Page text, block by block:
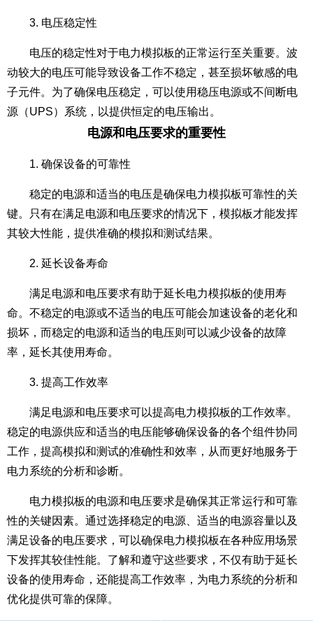
3. 电压稳定性
电压的稳定性对于电力模拟板的正常运行至关重要。波
动较大的电压可能导致设备工作不稳定，甚至损坏敏感的电
子元件。为了确保电压稳定，可以使用稳压电源或不间断电
源（UPS）系统，以提供恒定的电压输出。
电源和电压要求的重要性
1. 确保设备的可靠性
稳定的电源和适当的电压是确保电力模拟板可靠性的关
键。只有在满足电源和电压要求的情况下，模拟板才能发挥
其较大性能，提供准确的模拟和测试结果。
2. 延长设备寿命
满足电源和电压要求有助于延长电力模拟板的使用寿
命。不稳定的电源或不适当的电压可能会加速设备的老化和
损坏，而稳定的电源和适当的电压则可以减少设备的故障
率，延长其使用寿命。
3. 提高工作效率
满足电源和电压要求可以提高电力模拟板的工作效率。
稳定的电源供应和适当的电压能够确保设备的各个组件协同
工作，提高模拟和测试的准确性和效率，从而更好地服务于
电力系统的分析和诊断。
电力模拟板的电源和电压要求是确保其正常运行和可靠
性的关键因素。通过选择稳定的电源、适当的电源容量以及
满足设备的电压要求，可以确保电力模拟板在各种应用场景
下发挥其较佳性能。了解和遵守这些要求，不仅有助于延长
设备的使用寿命，还能提高工作效率，为电力系统的分析和
优化提供可靠的保障。